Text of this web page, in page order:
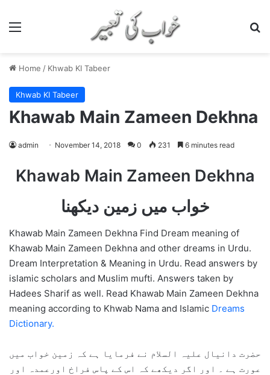
Home / Khwab KI Tabeer
Khwab KI Tabeer
Khawab Main Zameen Dekhna
admin November 14, 2018 0 231 6 minutes read
Khawab Main Zameen Dekhna
خواب میں زمین دیکھنا
Khawab Main Zameen Dekhna Find Dream meaning of
Khawab Main Zameen Dekhna and other dreams in Urdu.
Dream Interpretation & Meaning in Urdu. Read answers by
islamic scholars and Muslim mufti. Answers taken by
Hadees Sharif as well. Read Khawab Main Zameen Dekhna
meaning according to Khwab Nama and Islamic Dreams
Dictionary.
حضرت دانیال علیہ السلام نے فرمایا ہے کہ زمین خواب میں
عورت ہے ۔ اور اگر دیکھے کہ اس کے پاس فراخ اورعمدہ اور